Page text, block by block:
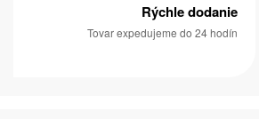
Rýchle dodanie
Tovar expedujeme do 24 hodín